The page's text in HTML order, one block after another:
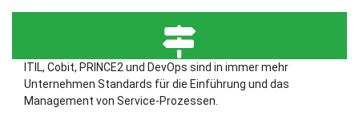
ITIL, Cobit, PRINCE2 und DevOps sind in immer mehr
Unternehmen Standards für die Einführung und das
Management von Service-Prozessen.